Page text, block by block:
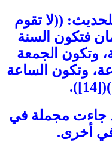
((لا تقوم
فتكون السنة
وتكون الجمعة
وتكون الساعة
جاءت مجملة في
أخرى.